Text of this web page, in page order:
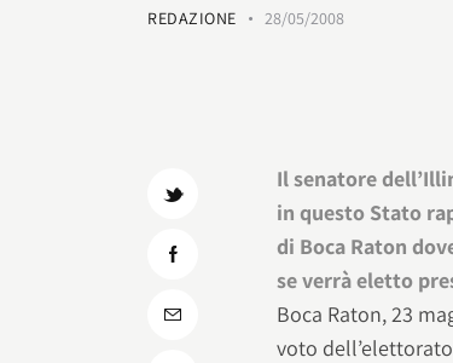
REDAZIONE 28/05/2008
Il senatore
in questo Stato
di Boca Raton
se verrà eletto
Boca Raton, 23
voto